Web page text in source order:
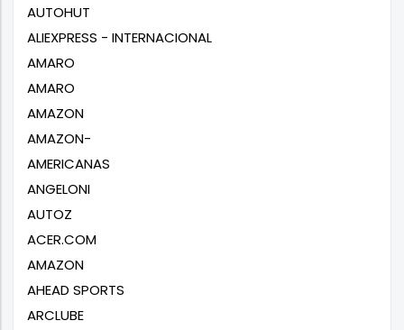
AUTOHUT
ALIEXPRESS - INTERNACIONAL
AMARO
AMARO
AMAZON
AMAZON-
AMERICANAS
ANGELONI
AUTOZ
ACER.COM
AMAZON
AHEAD SPORTS
ARCLUBE